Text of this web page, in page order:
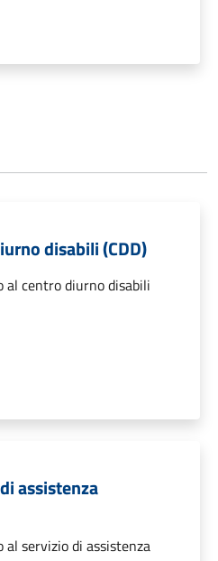
disabili (CDD)
al centro diurno disabili
assistenza
al servizio di assistenza